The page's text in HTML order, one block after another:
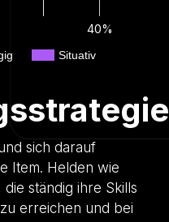
Situativ
40%
sich darauf
Item. Helden wie
ständig ihre Skills
erreichen und bei